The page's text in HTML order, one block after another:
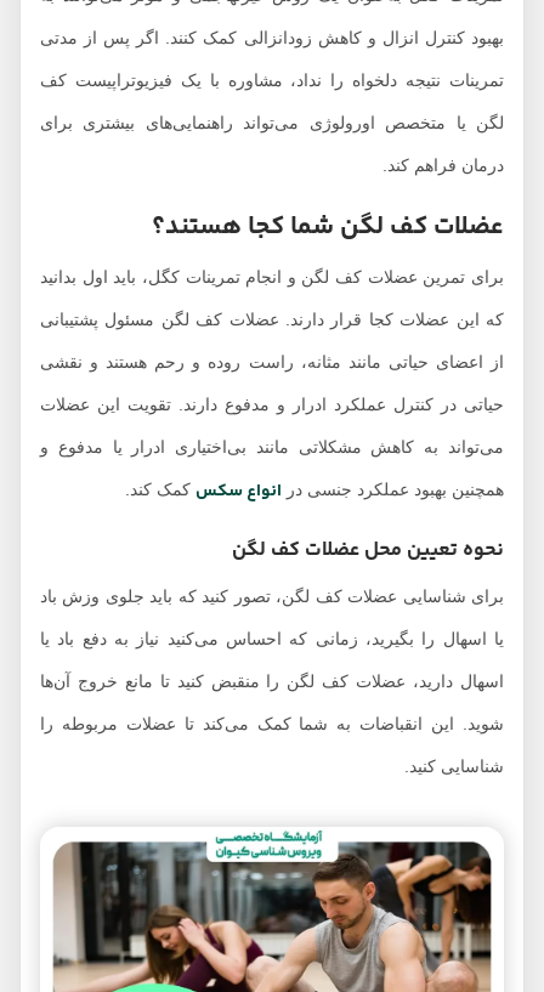
بهبود کنترل انزال و کاهش زودانزالی کمک کنند. اگر پس از مدتی
تمرینات نتیجه دلخواه را نداد، مشاوره با یک فیزیوتراپیست کف
لگن یا متخصص اورولوژی می‌تواند راهنمایی‌های بیشتری برای
درمان فراهم کند.
عضلات کف لگن شما کجا هستند؟
برای تمرین عضلات کف لگن و انجام تمرینات کگل، باید اول بدانید
که این عضلات کجا قرار دارند. عضلات کف لگن مسئول پشتیبانی
از اعضای حیاتی مانند مثانه، راست روده و رحم هستند و نقشی
حیاتی در کنترل عملکرد ادرار و مدفوع دارند. تقویت این عضلات
می‌تواند به کاهش مشکلاتی مانند بی‌اختیاری ادرار یا مدفوع و
همچنین بهبود عملکرد جنسی درانواع سکسکمک کند.
نحوه تعیین محل عضلات کف لگن
برای شناسایی عضلات کف لگن، تصور کنید که باید جلوی وزش باد
یا اسهال را بگیرید، زمانی که احساس می‌کنید نیاز به دفع باد یا
اسهال دارید، عضلات کف لگن را منقبض کنید تا مانع خروج آن‌ها
شوید. این انقباضات به شما کمک می‌کند تا عضلات مربوطه را
شناسایی کنید.